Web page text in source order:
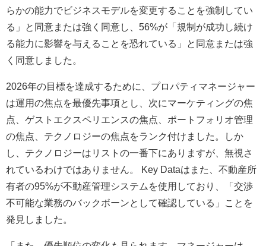
らかの能力でビジネスモデルを変更することを強制してい
る」と同意または強く同意し、56%が「規制が成功し続け
る能力に影響を与えることを恐れている」と同意または強
く同意しました。
2026年の目標を達成するために、プロパティマネージャー
は運用の焦点を最優先事項とし、次にマーケティングの焦
点、ゲストエクスペリエンスの焦点、ポートフォリオ管理
の焦点、テクノロジーの焦点をランク付けました。しか
し、テクノロジーはリストの一番下にありますが、無視さ
れているわけではありません。 Key Dataはまた、不動産所
有者の95%が不動産管理システムを使用しており、「交渉
不可能な業務のバックボーンとして確認している」ことを
発見しました。